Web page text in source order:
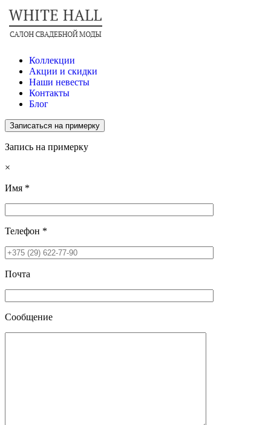
Коллекции
Акции и скидки
Наши невесты
Контакты
Блог
Записаться на примерку
Запись на примерку
×
Имя *
Телефон *
Почта
Сообщение